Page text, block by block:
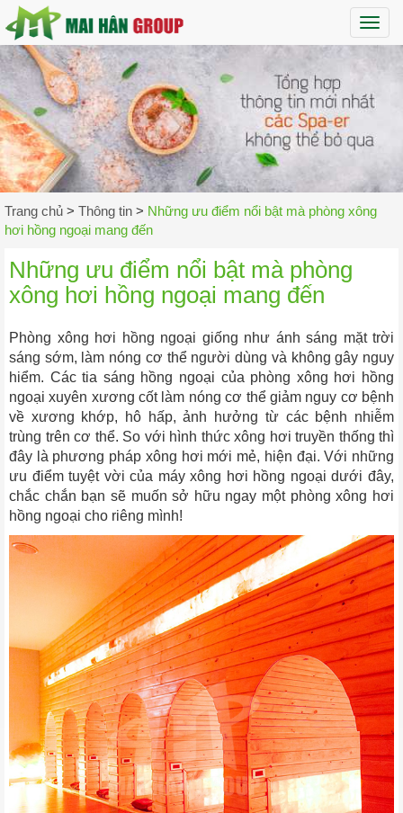
Trang chủ > Thông tin > Những ưu điểm nổi bật mà phòng xông
hơi hồng ngoại mang đến
Những ưu điểm nổi bật mà phòng
xông hơi hồng ngoại mang đến
Phòng xông hơi hồng ngoại giống như ánh sáng mặt trời
sáng sớm, làm nóng cơ thể người dùng và không gây nguy
hiểm. Các tia sáng hồng ngoại của phòng xông hơi hồng
ngoại xuyên xương cốt làm nóng cơ thể giảm nguy cơ bệnh
về xương khớp, hô hấp, ảnh hưởng từ các bệnh nhiễm
trùng trên cơ thể. So với hình thức xông hơi truyền thống thì
đây là phương pháp xông hơi mới mẻ, hiện đại. Với những
ưu điểm tuyệt vời của máy xông hơi hồng ngoại dưới đây,
chắc chắn bạn sẽ muốn sở hữu ngay một phòng xông hơi
hồng ngoại cho riêng mình!